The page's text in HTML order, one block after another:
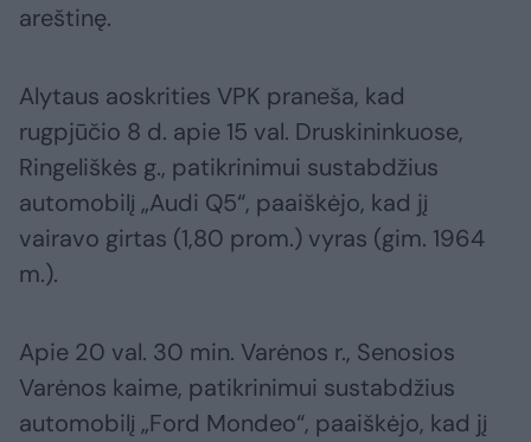
areštinę.
Alytaus aoskrities VPK praneša, kad
rugpjūčio 8 d. apie 15 val. Druskininkuose,
Ringeliškės g., patikrinimui sustabdžius
automobilį „Audi Q5“, paaiškėjo, kad jį
vairavo girtas (1,80 prom.) vyras (gim. 1964
m.).
Apie 20 val. 30 min. Varėnos r., Senosios
Varėnos kaime, patikrinimui sustabdžius
automobilį „Ford Mondeo“, paaiškėjo, kad jį